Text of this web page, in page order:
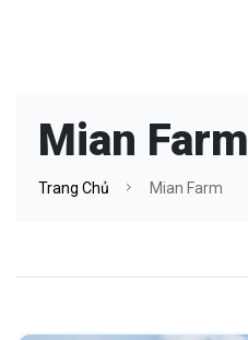
Mian Farm
Trang Chủ Mian Farm